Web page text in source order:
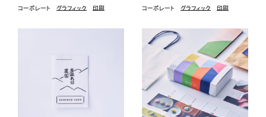
コーポレート グラフィック 印刷 コーポレート グラフィック 印刷